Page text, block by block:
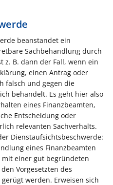
beanstandet ein
Sachbehandlung durch
z. B. dann der Fall, wenn ein
einen Antrag oder
falsch und gegen die
behandelt. Es geht hier also
eines Finanzbeamten,
Entscheidung oder
relevanten Sachverhalts.
Dienstaufsichtsbeschwerde:
eines Finanzbeamten
einer gut begründeten
Vorgesetzten des
werden. Erweisen sich